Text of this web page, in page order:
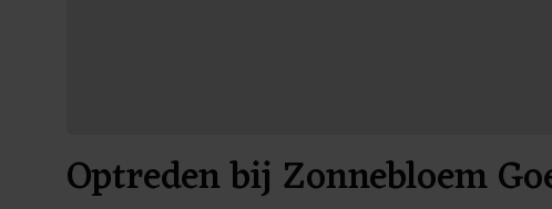
Optreden bij Zonnebloem